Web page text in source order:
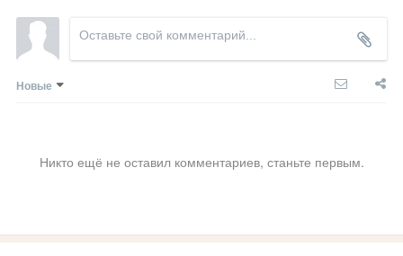
Новые
Никто ещё не оставил комментариев, станьте первым.